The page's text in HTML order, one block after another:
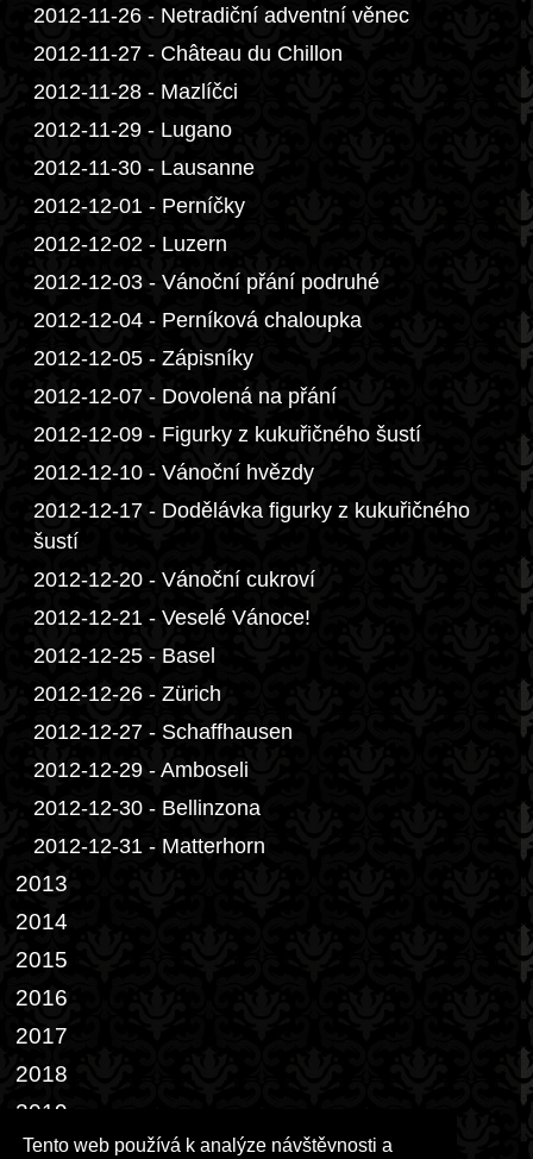
Tento web používá k analýze návštěvnosti a
2012-11-26 - Netradiční adventní věnec
2012-11-27 - Château du Chillon
2012-11-28 - Mazlíčci
2012-11-29 - Lugano
2012-11-30 - Lausanne
2012-12-01 - Perníčky
2012-12-02 - Luzern
2012-12-03 - Vánoční přání podruhé
2012-12-04 - Perníková chaloupka
2012-12-05 - Zápisníky
2012-12-07 - Dovolená na přání
2012-12-09 - Figurky z kukuřičného šustí
2012-12-10 - Vánoční hvězdy
2012-12-17 - Dodělávka figurky z kukuřičného
šustí
2012-12-20 - Vánoční cukroví
2012-12-21 - Veselé Vánoce!
2012-12-25 - Basel
2012-12-26 - Zürich
2012-12-27 - Schaffhausen
2012-12-29 - Amboseli
2012-12-30 - Bellinzona
2012-12-31 - Matterhorn
2013
2014
2015
2016
2017
2018
2019
2022